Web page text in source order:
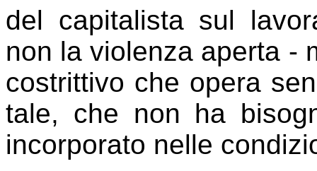
del capitalista sul
non la violenza aperta -
costrittivo che opera
tale, che non ha
incorporato nelle